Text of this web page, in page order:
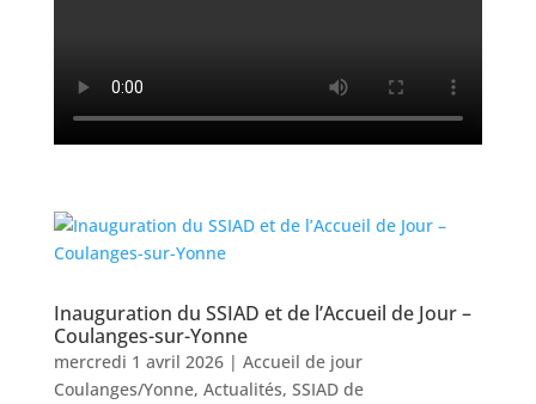
Inauguration du SSIAD et de l’Accueil de Jour –
Coulanges-sur-Yonne
mercredi 1 avril 2026| Accueil de jour
Coulanges/Yonne, Actualités, SSIAD de